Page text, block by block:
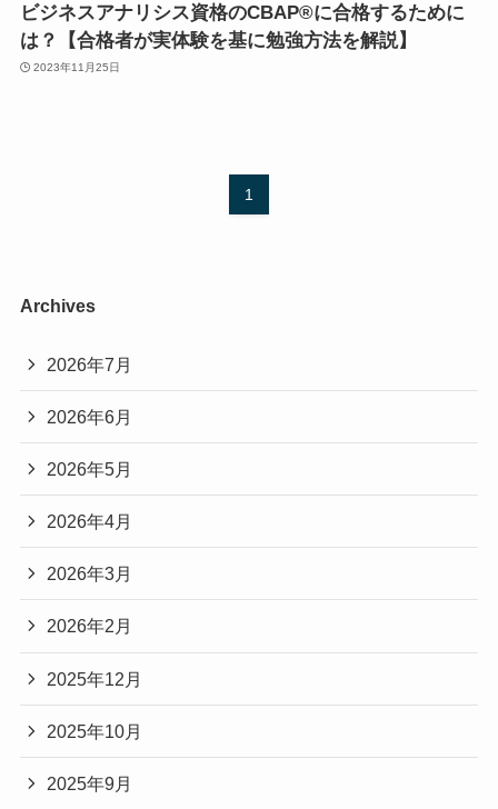
ビジネスアナリシス資格のCBAP®に合格するために
は？【合格者が実体験を基に勉強方法を解説】
2023年11月25日
1
Archives
2026年7月
2026年6月
2026年5月
2026年4月
2026年3月
2026年2月
2025年12月
2025年10月
2025年9月